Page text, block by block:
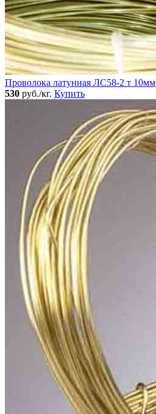
Проволока латунная ЛС58-2 т 10мм
530 руб./кг. Купить